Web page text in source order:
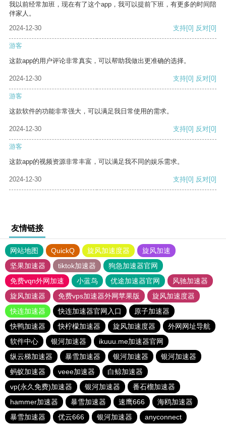
我以前经常加班，现在有了这个app，我可以提前下班，有更多的时间陪
伴家人。
2024-12-30
支持[0] 反对[0]
游客
这款app的用户评论非常真实，可以帮助我做出更准确的选择。
2024-12-30 支持[0] 反对[0]
游客
这款软件的功能非常强大，可以满足我日常使用的需求。
2024-12-30 支持[0] 反对[0]
游客
这款app的视频资源非常丰富，可以满足我不同的娱乐需求。
2024-12-30 支持[0] 反对[0]
友情链接
网站地图 QuickQ 旋风加速度器
旋风加速
坚果加速器
tiktok加速器
狗急加速器官网
免费vqn外网加速
小蓝鸟 优途加速器官网
风驰加速器
旋风加速器
免费vps加速器外网苹果版
旋风加速度器
快连加速器
快连加速器官网入口
原子加速器
快鸭加速器
快柠檬加速器 旋风加速度器
外网网址导航
软件中心
银河加速器
ikuuu.me加速器官网
纵云梯加速器
暴雪加速器 银河加速器
银河加速器
蚂蚁加速器
veee加速器
白鲸加速器
vp(永久免费)加速器
银河加速器
番石榴加速器
hammer加速器
暴雪加速器 速鹰666
海鸥加速器
暴雪加速器
优云666 银河加速器 anyconnect